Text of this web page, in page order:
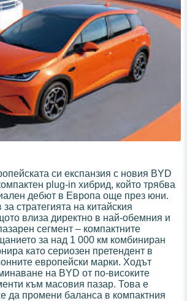
си експанзия с новия BYD
plug-in хибрид, който трябва
дебют в Европа още през юни.
стратегията на китайския
влиза директно в най-обемния и
сегмент – компактните
за над 1 000 км комбиниран
като сериозен претендент в
европейски марки. Ходът
на BYD от по-високите
към масовия пазар. Това е
да промени баланса в компактния